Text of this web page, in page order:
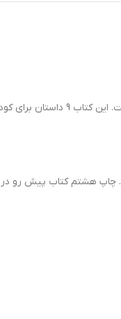
کتاب قصه هایی برای 7 ساله ها قصه های این مجموعه را